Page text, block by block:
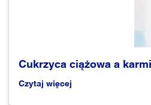
Cukrzyca ciążowa a
Czytaj więcej